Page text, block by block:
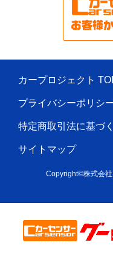
カープロジェクト
プライバシーポリシ
特定商取引法に基づ
サイトマップ
Copyright©株式会